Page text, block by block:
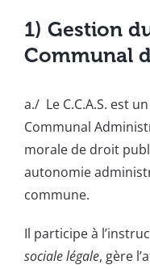
1) Gestion
Communal
a./ Le C.C.A.S. est
Communal
morale de droit
autonomie
commune.
Il participe à
sociale légale, gère